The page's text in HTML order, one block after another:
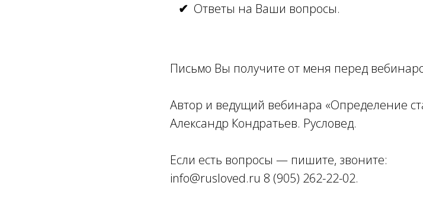
Ответы на Ваши вопросы.
Письмо Вы получите от меня перед
Автор и ведущий вебинара «Определение
Александр Кондратьев. Русловед.
Если есть вопросы — пишите, звоните:
info@rusloved.ru 8 (905) 262-22-02.